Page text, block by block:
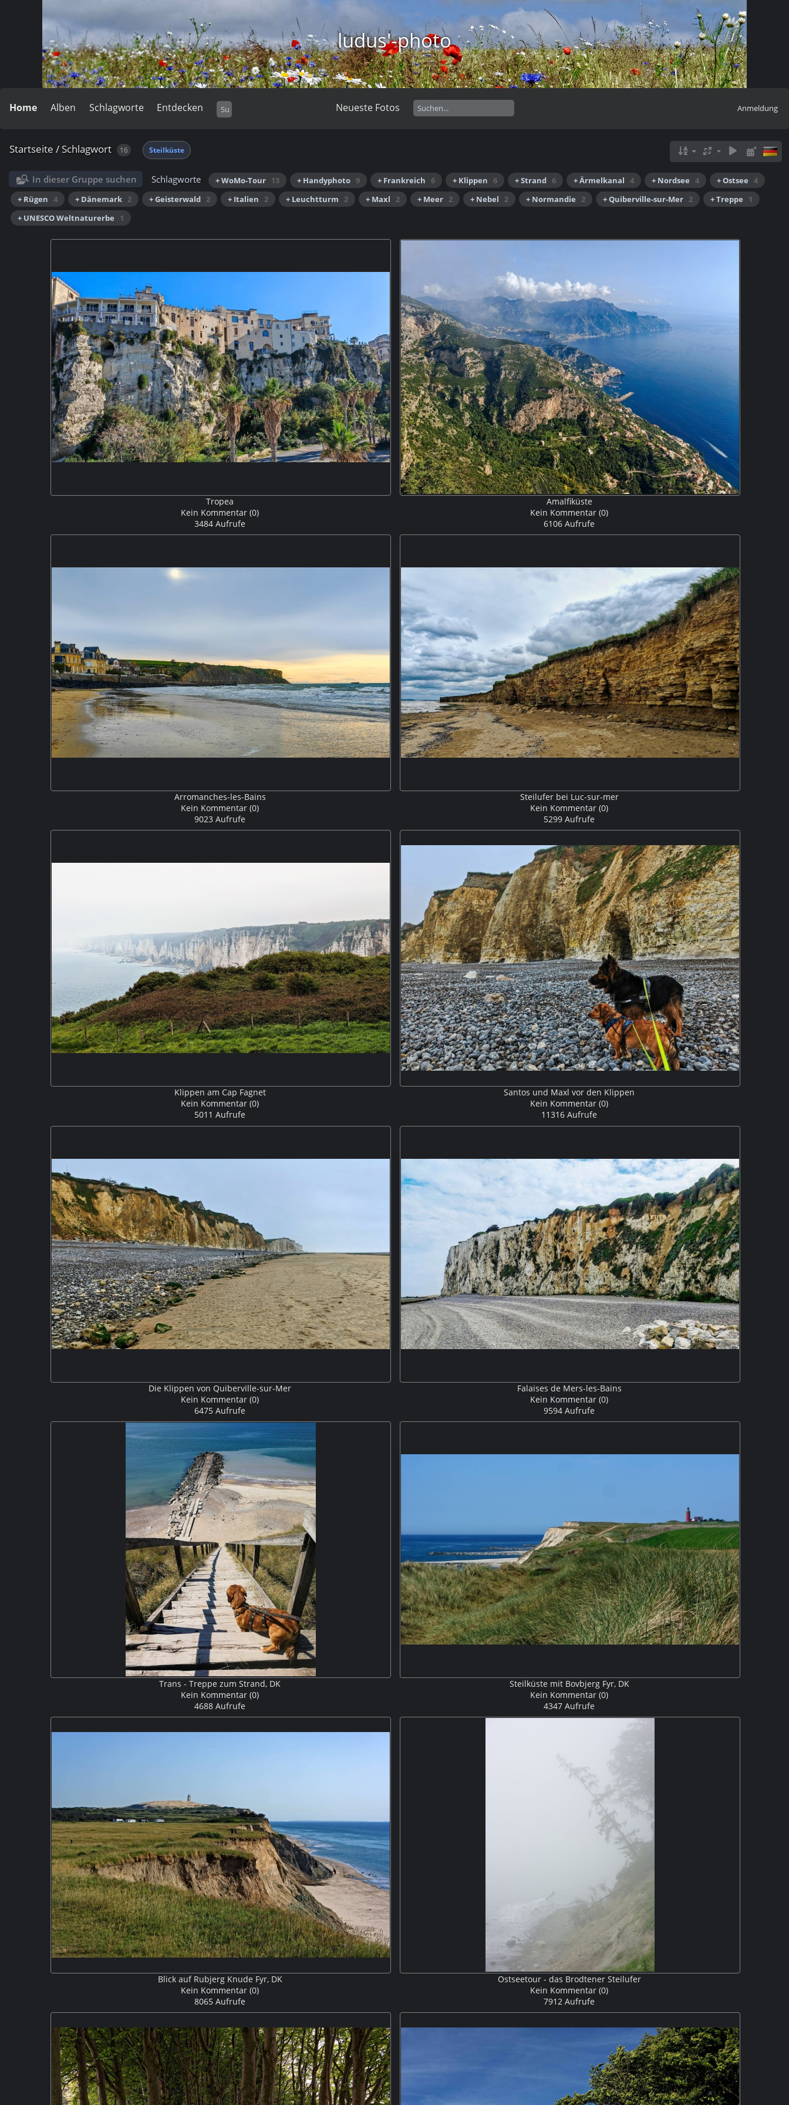
ludus'-photo
Home Alben Schlagworte Entdecken Neueste Fotos Anmeldung
Startseite /Schlagwort 16 Steilküste
In dieser Gruppe suchen Schlagworte + WoMo-Tour 13 + Handyphoto 9 + Frankreich 6 + Klippen 6 + Strand 6 + Ärmelkanal 4 + Nordsee 4 + Ostsee 4
+ Rügen 4 + Dänemark 2 + Geisterwald 2 + Italien 2 + Leuchtturm 2 + Maxl 2 + Meer 2 + Nebel 2 + Normandie 2 + Quiberville-sur-Mer 2 + Treppe
1
+ UNESCO Weltnaturerbe
1
Tropea
Kein Kommentar (0)
3484 Aufrufe
Tyrrhenischen Meer und zählt zu den „Borghi più belli d’Italia„, den schönsten Dörfern des
Amalfiküste
Kein Kommentar (0)
6106 Aufrufe
die Strasse, die an der Küste entlangführt ist für Wohnmobile gesperrt. M5P
Arromanches-les-Bains
Kein Kommentar (0)
9023 Aufrufe
Landung 1944 angelegt haben. M5P
Steilufer bei Luc-sur-mer
Kein Kommentar (0)
5299 Aufrufe
lang. Ganz andere Klippen wie zuvor bei Fécamp oder Tréport, aus weicherem Gestein
und damit der Ersion durch die Wellen viel stärker ausgesetzt. M5P
Klippen am Cap Fagnet
Kein Kommentar (0)
5011 Aufrufe
10km an der Küste lang. M5P
Santos und Maxl vor den Klippen
Kein Kommentar (0)
11316 Aufrufe
gelöst haben, gebildet. Das permanente Rollen der Wellen hat sie geformt. M5P
Die Klippen von Quiberville-sur-Mer
Kein Kommentar (0)
6475 Aufrufe
Quiberville-sur-Mer ist ein Badeort an der Alabasterküste der von hohen Klippen umrahmt
wird. Bei Ebbe kann man gut auf dem Sandstrand, der sich vor dem Kieselstarnd langzieht,
spazierengehen M5P
Falaises de Mers-les-Bains
Kein Kommentar (0)
9594 Aufrufe
Trans - Treppe zum Strand, DK
Kein Kommentar (0)
4688 Aufrufe
Steilküste mit Bovbjerg Fyr, DK
Kein Kommentar (0)
4347 Aufrufe
Unser nächster Stellplatz lag weiter südlich bei Trans. Wieder direkt an der Steilküste
Blick auf Rubjerg Knude Fyr, DK
Kein Kommentar (0)
8065 Aufrufe
Wanderdüne Rubjerg Knude mit dem alten Leuchtturm. V316399
Ostseetour - das Brodtener Steilufer
Kein Kommentar (0)
7912 Aufrufe
Jahr zu Abbrüchen an der Steilküste V309429